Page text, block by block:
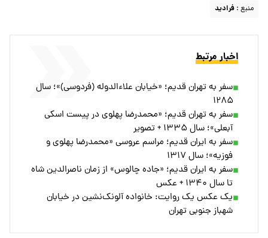
منبع : فرادید
اخبار مرتبط
سفر به تهران قدیم؛ «خیابان علاءالدوله (فردوسی)»؛ سال
۱۲۸۵
سفر به تهران قدیم؛ «محمدرضا پهلوی در پیست اسکی
آبعلی»؛ سال ۱۳۳۵ + تصویر
سفر به ایران قدیم؛ مراسم عروسی «محمدرضا پهلوی و
فوزیه»؛ سال ۱۳۱۷
سفر به ایران قدیم؛ «جاده چالوس» از زمان ناصرالدین شاه
تا سال ۱۳۴۰ + عکس
یک عکس یک روایت: خانواده آلونک‌نشین در خیابان
شهباز جنوبی تهران